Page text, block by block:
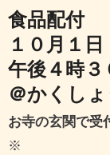
食品配付
１０月１日
午後４時
＠かくし
お寺の玄関で受
※